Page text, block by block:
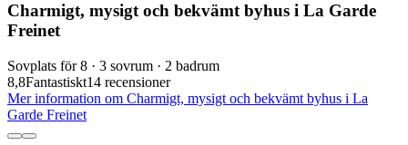
Charmigt, mysigt och bekvämt byhus i La Garde
Freinet
Sovplats för 8 · 3 sovrum · 2 badrum
8,8Fantastiskt14 recensioner
Mer information om Charmigt, mysigt och bekvämt byhus i La
Garde Freinet